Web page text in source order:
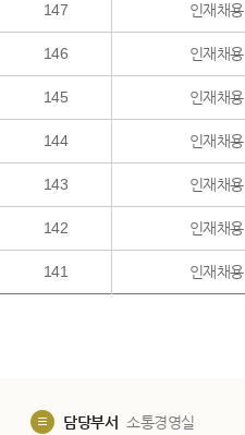
147 인재채용
146 인재채용
145 인재채용
144 인재채용
143 인재채용
142 인재채용
141 인재채용
담당부서 소통경영실